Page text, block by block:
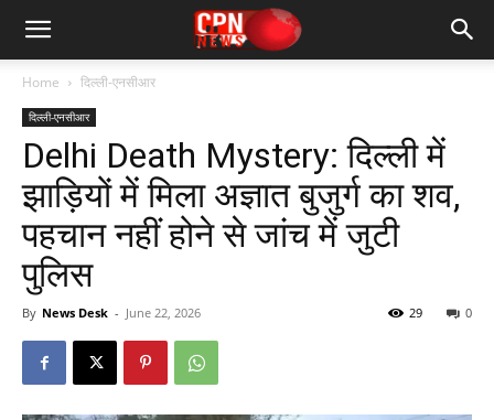
Home दिल्ली-एनसीआर
दिल्ली-एनसीआर
Delhi Death Mystery: दिल्ली में
झाड़ियों में मिला अज्ञात बुजुर्ग का शव,
पहचान नहीं होने से जांच में जुटी
पुलिस
By News Desk - June 22, 2026 0
29